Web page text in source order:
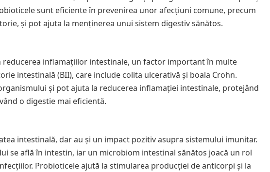
sunt eficiente în prevenirea unor afecțiuni comune, precum
și pot ajuta la menținerea unui sistem digestiv sănătos.
inflamațiilor intestinale, un factor important în multe
intestinală (BII), care include colita ulcerativă și boala Crohn.
și pot ajuta la reducerea inflamației intestinale, protejând
o digestie mai eficientă.
intestinală, dar au și un impact pozitiv asupra sistemului imunitar.
se află în intestin, iar un microbiom intestinal sănătos joacă un rol
Probioticele ajută la stimularea producției de anticorpi și la